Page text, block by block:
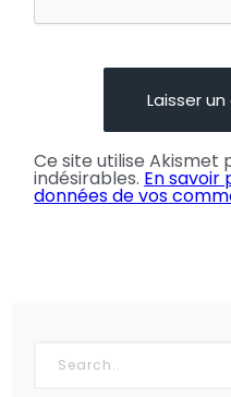
Ce site utilise Akismet
indésirables. En savoir
données de vos